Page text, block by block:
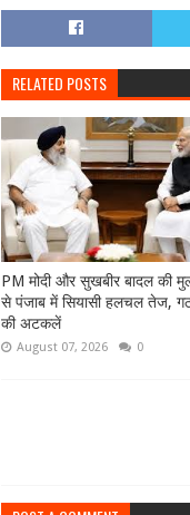
RELATED POSTS
PM मोदी और सुखबीर बादल की
से पंजाब में सियासी हलचल तेज,
की अटकलें
August 07, 2026 0